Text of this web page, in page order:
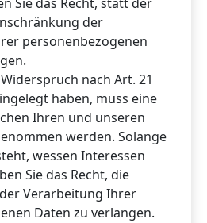
der
personenbezogenen
nach Art. 21
haben, muss eine
Ihren und unseren
werden. Solange
wessen Interessen
Sie das Recht, die
Verarbeitung Ihrer
Daten zu verlangen.